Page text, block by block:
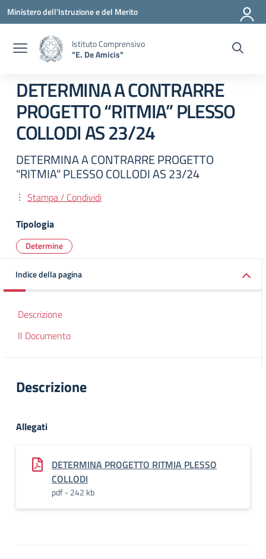
Vai ai contenuti
Vai al menu di navigazione
Vai al footer
Ministero dell'Istruzione e del Merito
Istituto Comprensivo
"E. De Amicis"
DETERMINA A CONTRARRE
PROGETTO “RITMIA” PLESSO
COLLODI AS 23/24
DETERMINA A CONTRARRE PROGETTO
"RITMIA" PLESSO COLLODI AS 23/24
Stampa / Condividi
Tipologia
Determine
Indice della pagina
Descrizione
Il Documento
Descrizione
Allegati
DETERMINA PROGETTO RITMIA PLESSO
COLLODI
pdf - 242 kb